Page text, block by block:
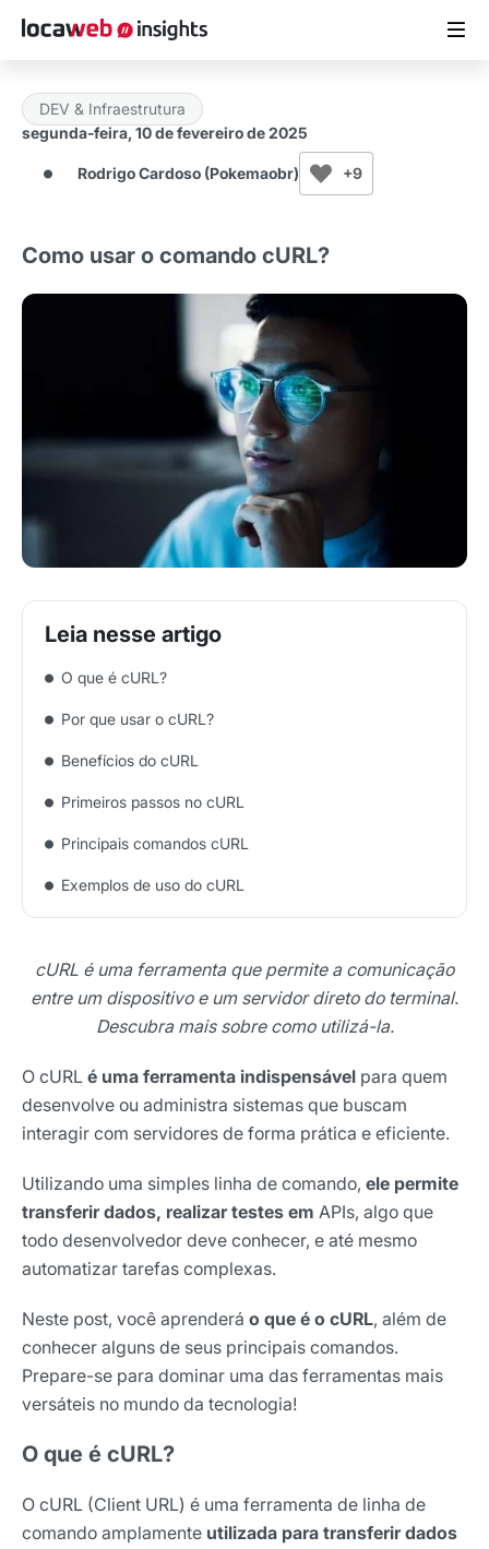
ARTIGOS
MATERIAIS GRATUITOS
ESTUDOS
LOCAWEB.COM.BR
DEV & Infraestrutura
segunda-feira, 10 de fevereiro de 2025
Rodrigo Cardoso (Pokemaobr) +9
Como usar o comando cURL?
O que é cURL?
Por que usar o cURL?
Benefícios do cURL
Primeiros passos no cURL
Principais comandos cURL
Exemplos de uso do cURL
cURL é uma ferramenta que permite a comunicação
entre um dispositivo e um servidor direto do terminal.
Descubra mais sobre como utilizá-la.
O cURL é uma ferramenta indispensável para quem
desenvolve ou administra sistemas que buscam
interagir com servidores de forma prática e eficiente.
Utilizando uma simples linha de comando, ele permite
transferir dados, realizar testes em APIs, algo que
todo desenvolvedor deve conhecer, e até mesmo
automatizar tarefas complexas.
Neste post, você aprenderá o que é o cURL, além de
conhecer alguns de seus principais comandos.
Prepare-se para dominar uma das ferramentas mais
versáteis no mundo da tecnologia!
O que é cURL?
O cURL (Client URL) é uma ferramenta de linha de
comando amplamente utilizada para transferir dados